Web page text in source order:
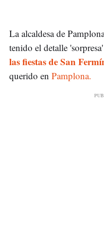
La alcaldesa de
tenido el detalle
las fiestas de San
querido en Pamplona.